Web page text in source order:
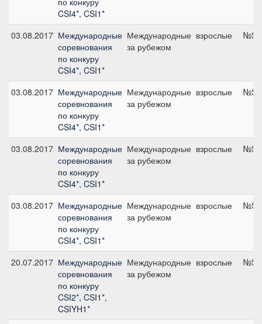
CSI4*, CSI1*
03.08.2017 Международные
соревнования
по конкуру
CSI4*, CSI1*
Международные
за рубежом
взрослые
03.08.2017 Международные
соревнования
по конкуру
CSI4*, CSI1*
Международные
за рубежом
взрослые
03.08.2017 Международные
соревнования
по конкуру
CSI4*, CSI1*
Международные
за рубежом
взрослые
03.08.2017 Международные
соревнования
по конкуру
CSI4*, CSI1*
Международные
за рубежом
взрослые
20.07.2017 Международные
соревнования
по конкуру
CSI2*, CSI1*,
CSIYH1*
Международные
за рубежом
взрослые